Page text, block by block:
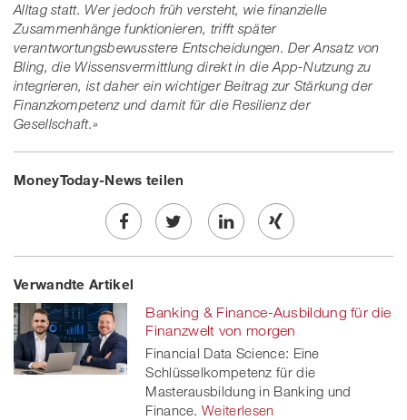
Alltag statt. Wer jedoch früh versteht, wie finanzielle
Zusammenhänge funktionieren, trifft später
verantwortungsbewusstere Entscheidungen. Der Ansatz von
Bling, die Wissensvermittlung direkt in die App-Nutzung zu
integrieren, ist daher ein wichtiger Beitrag zur Stärkung der
Finanzkompetenz und damit für die Resilienz der
Gesellschaft.»
MoneyToday-News teilen
Share
on
Facebook
Twe
on
twitt
er
Share
linkedin
Share
Xing
Verwandte Artikel
Banking & Finance-Ausbildung für die
Finanzwelt von morgen
Financial Data Science: Eine
Schlüsselkompetenz für die
Masterausbildung in Banking und
Finance. Weiterlesen